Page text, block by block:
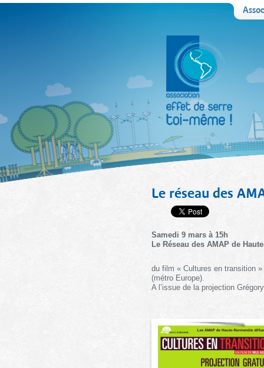
Le réseau des
Samedi 9 mars à 15h
Le Réseau des AMAP de
du film « Cultures en transition
(métro Europe).
A l’issue de la projection